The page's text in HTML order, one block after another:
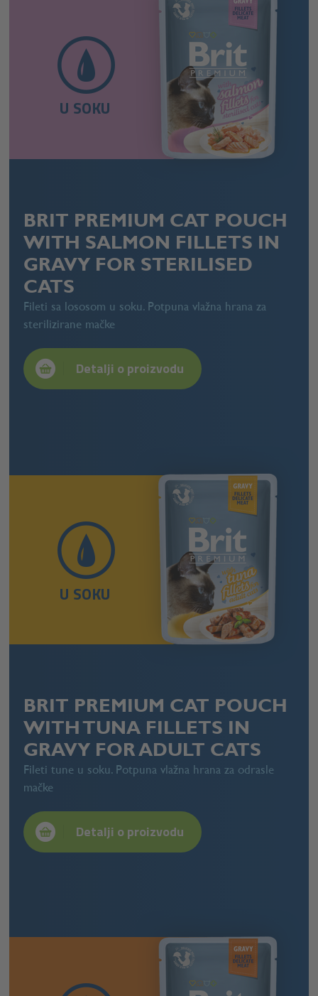
U SOKU
BRIT PREMIUM CAT POUCH
WITH SALMON FILLETS IN
GRAVY FOR STERILISED
CATS
Fileti sa lososom u soku. Potpuna vlažna hrana za
sterilizirane mačke
Detalji o proizvodu
U SOKU
BRIT PREMIUM CAT POUCH
WITH TUNA FILLETS IN
GRAVY FOR ADULT CATS
Fileti tune u soku. Potpuna vlažna hrana za odrasle
mačke
Detalji o proizvodu